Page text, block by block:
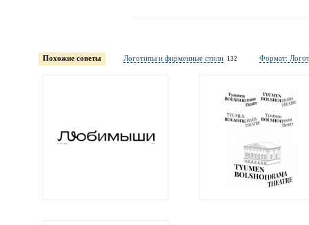
обязательны полностью для публикации
Электронная
Похожие советы Логотипы и фирменные стили 132 Формат: